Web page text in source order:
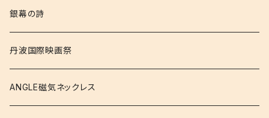
銀幕の詩
丹波国際映画祭
ANGLE磁気ネックレス